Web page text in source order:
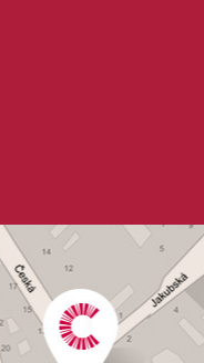
girl in the ringLa
morningEasy